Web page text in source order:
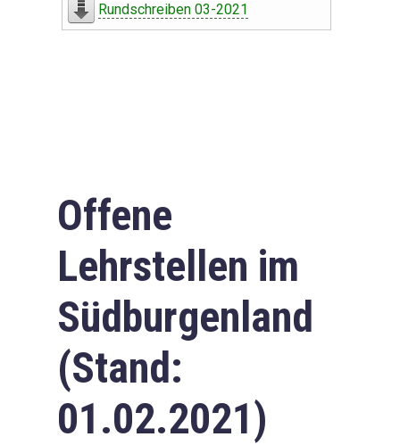
Rundschreiben 03-2021
Offene
Lehrstellen im
Südburgenland
(Stand:
01.02.2021)